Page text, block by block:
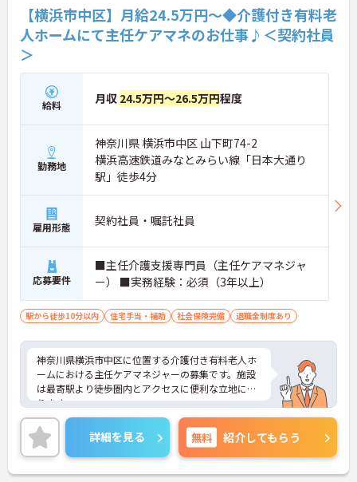
【横浜市中区】月給24.5万円～◆介護付き有料老
人ホームにて主任ケアマネのお仕事♪＜契約社員
＞
給料 月収 24.5万円～26.5万円程度
勤務地
神奈川県 横浜市中区 山下町74-2
横浜高速鉄道みなとみらい線「日本大通り
駅」徒歩4分
雇用形態 契約社員・嘱託社員
応募要件
■主任介護支援専門員（主任ケアマネジャ
ー） ■実務経験：必須（3年以上）
駅から徒歩10分以内 住宅手当・補助 社会保険完備 退職金制度あり
神奈川県横浜市中区に位置する介護付き有料老人ホ
ームにおける主任ケアマネジャーの募集です。施設
は最寄駅より徒歩圏内とアクセスに便利な立地にあ
ります。
ご利用者やスタッフなど、どんな方とでも円滑にコ
ミュニケーションをとれる方を募集しています。
ご興味のある方には、面接対策ポイントなど、さら
に詳細をご案内しますのでお気軽にご相談くださ
い！
詳細を見る 無料 紹介してもらう